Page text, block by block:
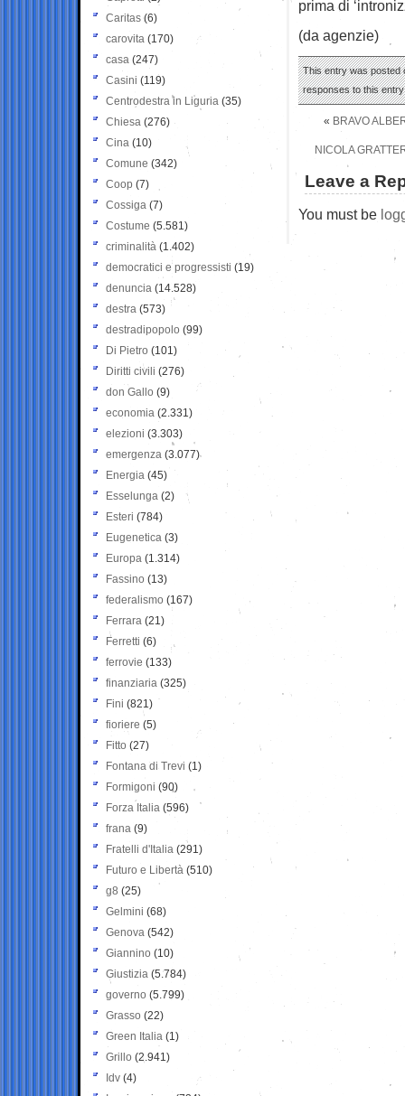
prima di
(da agenzie)
This entry was posted
responses to this
« BRAVO
NICOLA
Leave a
You must be
Caritas (6)
carovita (170)
casa (247)
Casini (119)
Centrodestra in Liguria (35)
Chiesa (276)
Cina (10)
Comune (342)
Coop (7)
Cossiga (7)
Costume (5.581)
criminalità (1.402)
democratici e progressisti (19)
denuncia (14.528)
destra (573)
destradipopolo (99)
Di Pietro (101)
Diritti civili (276)
don Gallo (9)
economia (2.331)
elezioni (3.303)
emergenza (3.077)
Energia (45)
Esselunga (2)
Esteri (784)
Eugenetica (3)
Europa (1.314)
Fassino (13)
federalismo (167)
Ferrara (21)
Ferretti (6)
ferrovie (133)
finanziaria (325)
Fini (821)
fioriere (5)
Fitto (27)
Fontana di Trevi (1)
Formigoni (90)
Forza Italia (596)
frana (9)
Fratelli d'Italia (291)
Futuro e Libertà (510)
g8 (25)
Gelmini (68)
Genova (542)
Giannino (10)
Giustizia (5.784)
governo (5.799)
Grasso (22)
Green Italia (1)
Grillo (2.941)
Idv (4)